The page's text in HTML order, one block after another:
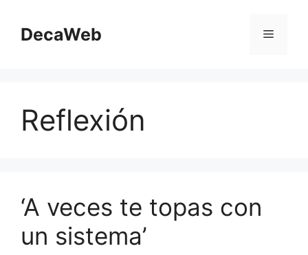
contenido
DecaWeb Menú
Reflexión
‘A veces te topas con
un sistema’